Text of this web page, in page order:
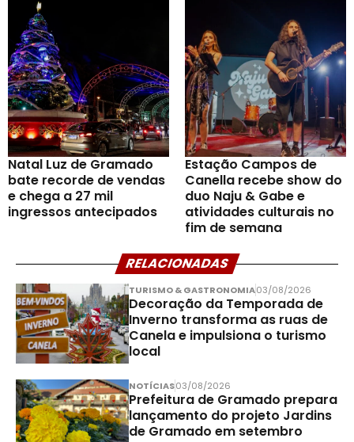
Natal Luz de Gramado
bate recorde de vendas
e chega a 27 mil
ingressos antecipados
Estação Campos de
Canella recebe show do
duo Naju & Gabe e
atividades culturais no
fim de semana
RELACIONADAS
TURISMO & GASTRONOMIA03/08/2026
Decoração da Temporada de
Inverno transforma as ruas de
Canela e impulsiona o turismo
local
NOTÍCIAS03/08/2026
Prefeitura de Gramado prepara
lançamento do projeto Jardins
de Gramado em setembro